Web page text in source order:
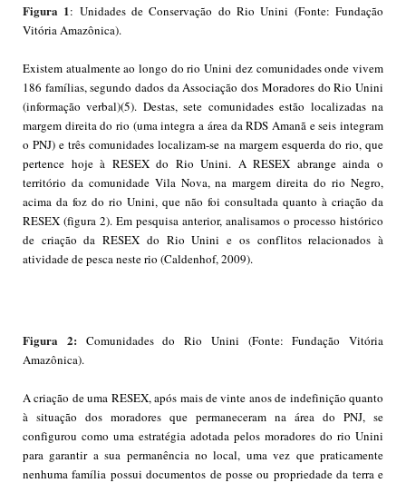
Figura 1: Unidades de Conservação do Rio Unini (Fonte: Fundação
Vitória Amazônica).
Existem atualmente ao longo do rio Unini dez comunidades onde vivem
186 famílias, segundo dados da Associação dos Moradores do Rio Unini
(informação verbal)(5). Destas, sete comunidades estão localizadas na
margem direita do rio (uma integra a área da RDS Amanã e seis integram
o PNJ) e três comunidades localizam-se na margem esquerda do rio, que
pertence hoje à RESEX do Rio Unini. A RESEX abrange ainda o
território da comunidade Vila Nova, na margem direita do rio Negro,
acima da foz do rio Unini, que não foi consultada quanto à criação da
RESEX (figura 2). Em pesquisa anterior, analisamos o processo histórico
de criação da RESEX do Rio Unini e os conflitos relacionados à
atividade de pesca neste rio (Caldenhof, 2009).
Figura 2: Comunidades do Rio Unini (Fonte: Fundação Vitória
Amazônica).
A criação de uma RESEX, após mais de vinte anos de indefinição quanto
à situação dos moradores que permaneceram na área do PNJ, se
configurou como uma estratégia adotada pelos moradores do rio Unini
para garantir a sua permanência no local, uma vez que praticamente
nenhuma família possui documentos de posse ou propriedade da terra e